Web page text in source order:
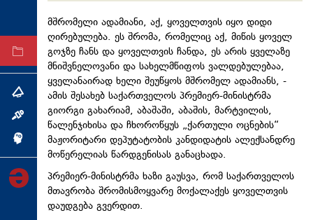
ტაბლოიდი
არქივი
თემა
ინტერვიუ
ინქვიზიცია
მშრომელი ადამიანი, აქ, ყოველთვის იყო დიდი
ღირებულება. ეს შრომა, რომელიც აქ, მიწის ყოველ
გოჯზე ჩანს და ყოველთვის ჩანდა, ეს არის ყველაზე
მნიშვნელოვანი და სახელმწიფოს ვალდებულებაა,
ყველანაირად ხელი შეუწყოს მშრომელ ადამიანს, -
ამის შესახებ საქართველოს პრემიერ-მინისტრმა
გიორგი გახარიამ, აბაშაში, აბაშის, მარტვილის,
წალენჯიხისა და ჩხოროწყუს „ქართული ოცნების“
მაჟორიტარი დეპუტატობის კანდიდატის ალექსანდრე
მოწერელიას წარდგენისას განაცხადა.
პრემიერ-მინისტრმა ხაზი გაუსვა, რომ საქართველოს
მთავრობა შრომისმოყვარე მოქალაქეს ყოველთვის
დაუდგება გვერდით.